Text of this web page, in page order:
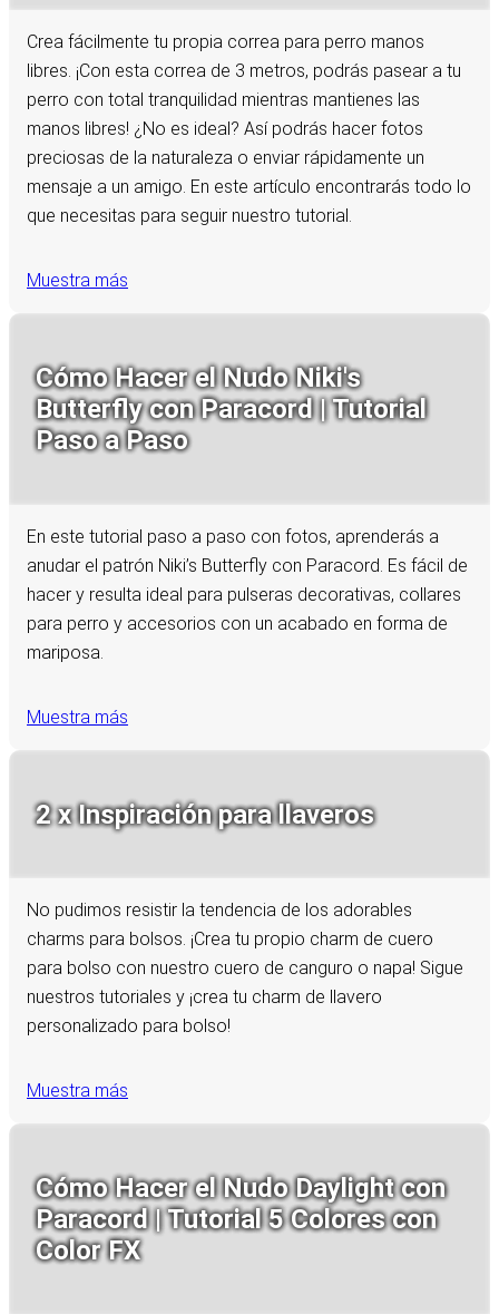
Crea fácilmente tu propia correa para perro manos
libres. ¡Con esta correa de 3 metros, podrás pasear a tu
perro con total tranquilidad mientras mantienes las
manos libres! ¿No es ideal? Así podrás hacer fotos
preciosas de la naturaleza o enviar rápidamente un
mensaje a un amigo. En este artículo encontrarás todo lo
que necesitas para seguir nuestro tutorial.
Muestra más
Cómo Hacer el Nudo Niki's
Butterfly con Paracord | Tutorial
Paso a Paso
En este tutorial paso a paso con fotos, aprenderás a
anudar el patrón Niki’s Butterfly con Paracord. Es fácil de
hacer y resulta ideal para pulseras decorativas, collares
para perro y accesorios con un acabado en forma de
mariposa.
Muestra más
2 x Inspiración para llaveros
No pudimos resistir la tendencia de los adorables
charms para bolsos. ¡Crea tu propio charm de cuero
para bolso con nuestro cuero de canguro o napa! Sigue
nuestros tutoriales y ¡crea tu charm de llavero
personalizado para bolso!
Muestra más
Cómo Hacer el Nudo Daylight con
Paracord | Tutorial 5 Colores con
Color FX